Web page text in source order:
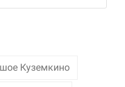
Куземкино